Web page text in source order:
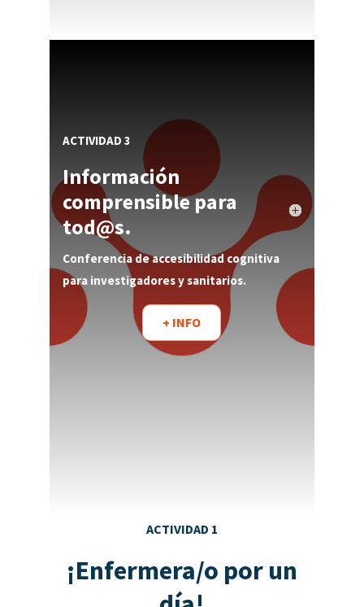
ACTIVIDAD 3
Información
comprensible para
tod@s.
Conferencia de accesibilidad cognitiva
para investigadores y sanitarios.
+ INFO
ACTIVIDAD 1
¡Enfermera/o por un